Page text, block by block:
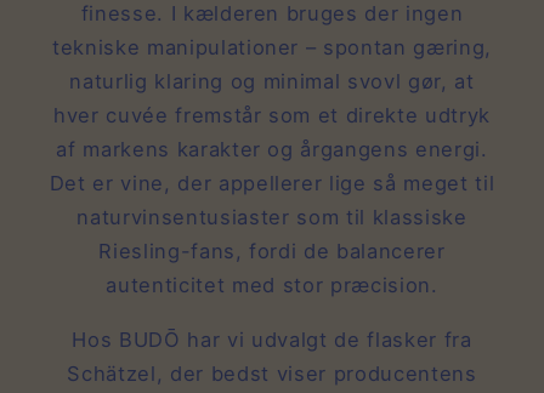
finesse. I kælderen bruges der ingen
tekniske manipulationer – spontan gæring,
naturlig klaring og minimal svovl gør, at
hver cuvée fremstår som et direkte udtryk
af markens karakter og årgangens energi.
Det er vine, der appellerer lige så meget til
naturvinsentusiaster som til klassiske
Riesling-fans, fordi de balancerer
autenticitet med stor præcision.
Hos BUDŌ har vi udvalgt de flasker fra
Schätzel, der bedst viser producentens